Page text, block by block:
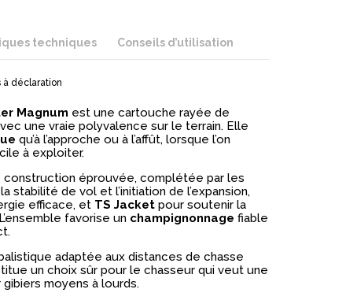
techniques Conseils d’utilisation
à déclaration
Magnum est une cartouche rayée de
une vraie polyvalence sur le terrain. Elle
qu’à l’approche ou à l’affût, lorsque l’on
à exploiter.
construction éprouvée, complétée par les
stabilité de vol et l’initiation de l’expansion,
efficace, et TS Jacketpour soutenir la
favorise un champignonnage fiable
adaptée aux distances de chasse
un choix sûr pour le chasseur qui veut une
moyens à lourds.